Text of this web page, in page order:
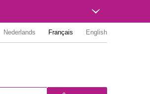
Nederlands Français English